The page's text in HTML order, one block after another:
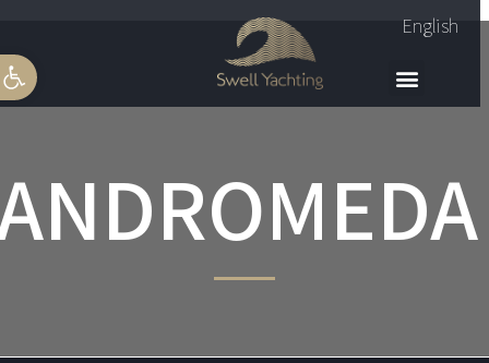
פתח
English
ANDROMEDA